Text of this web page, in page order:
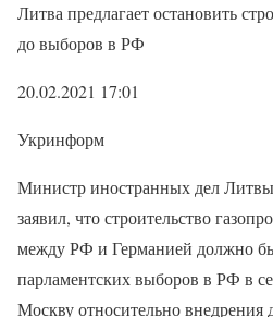
Литва предлагает остановить
до выборов в РФ
20.02.2021 17:01
Укринформ
Министр иностранных дел
заявил, что строительство
между РФ и Германией должно
парламентских выборов в РФ в
Москву относительно внедрения